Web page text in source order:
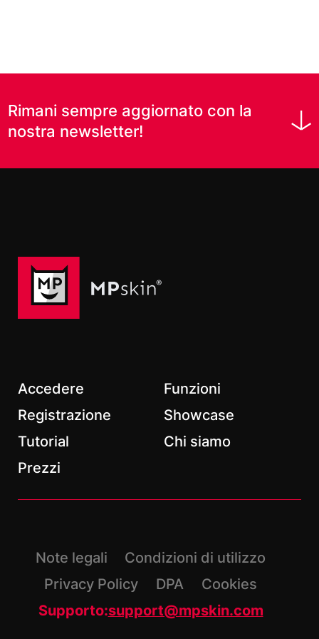
Rimani sempre aggiornato con la
nostra newsletter!
Cognome
*
Accedere
Registrazione
Funzioni
Showcase
Tutorial
Prezzi
Chi siamo
Note legali
Condizioni di utilizzo
Privacy Policy
DPA
Cookies
Supporto:support@mpskin.com